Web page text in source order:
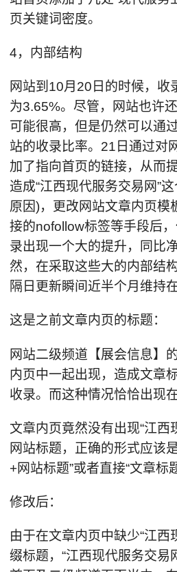
页关键词密度。
4，内部结构
网站到10月20日的时候，收
为3.65%。尽管，网站也许
可能很高，但是仍然可以通
站的收录比率。21日通过对
加了指向首页的链接，从而
造成“江西现代服务交易网”
原因)，更改网站文章内页模
接的nofollow标签等手段后
录出现一个大的提升，同比
然，在采取这些大的内部结
隔日更新瞬间近半个月维持
这是之前文章内页的标题：
网站二级频道【展会信息】
内页中一起出现，造成文章
收录。而这种情况恰恰出现
文章内页竟然没有出现“江西
网站标题，正确的形式应该
+网站标题”或者直接“文章标
修改后：
由于在文章内页中缺少“江西
缀标题，“江西现代服务交易